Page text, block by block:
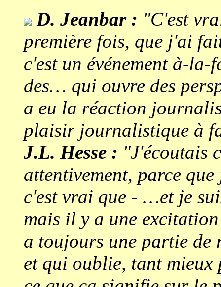
D. Jeanbar : "C'est
première fois, que j'ai
c'est un événement à-
des… qui ouvre des
a eu la réaction
plaisir journalistique à
J.L. Hesse : "J'écoutais
attentivement, parce
c'est vrai que - …et je
mais il y a une
a toujours une partie de
et qui oublie, tant